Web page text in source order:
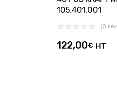
105.401.001
(0
122,00€ HT